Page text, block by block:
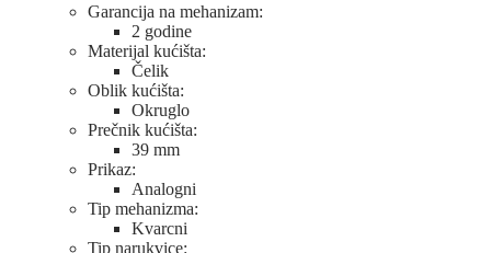
Garancija na mehanizam:
2 godine
Materijal kućišta:
Čelik
Oblik kućišta:
Okruglo
Prečnik kućišta:
39 mm
Prikaz:
Analogni
Tip mehanizma:
Kvarcni
Tip narukvice: